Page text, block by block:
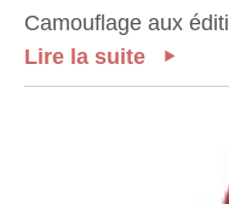
Camouflage aux
Lire la suite